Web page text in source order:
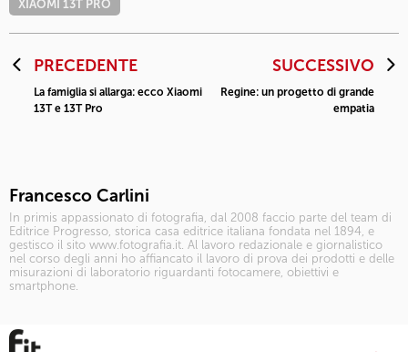
XIAOMI 13T PRO
PRECEDENTE
La famiglia si allarga: ecco Xiaomi
13T e 13T Pro
SUCCESSIVO
Regine: un progetto di grande
empatia
Francesco Carlini
In primis appassionato di fotografia, dal 2008 faccio parte del team di
Editrice Progresso, storica casa editrice italiana fondata nel 1894, e
gestisco il sito www.fotografia.it. Al lavoro redazionale e giornalistico
nel corso degli anni ho affiancato il lavoro di prova dei prodotti e delle
misurazioni di laboratorio riguardanti fotocamere, obiettivi e
smartphone.